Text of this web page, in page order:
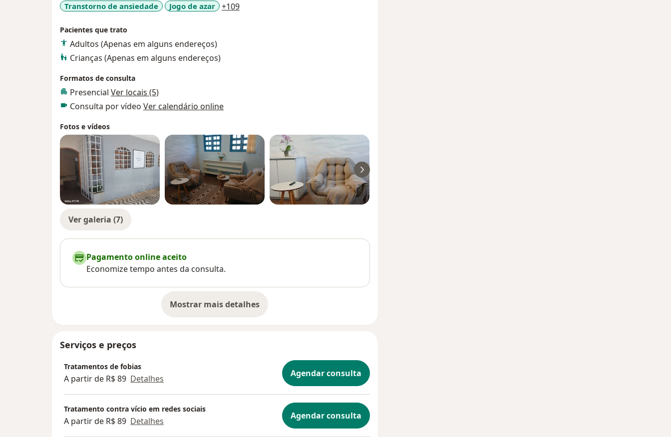
Transtorno de ansiedade
Jogo de azar +109a11y_sr_more_diseases
Pacientes que trato
Adultos (Apenas em alguns endereços)
Crianças (Apenas em alguns endereços)
Formatos de consulta
Presencial Ver locais (5)
Consulta por vídeo Ver calendário online
Fotos e vídeos
Ver galeria (7)
Pagamento online aceito
Economize tempo antes da consulta.
Mostrar mais detalhes
sobre a experiência
Serviços e preços
Tratamentos de fobias
A partir de R$ 89 Detalhes Agendar consulta
Tratamento contra vício em redes sociais
A partir de R$ 89 Detalhes Agendar consulta